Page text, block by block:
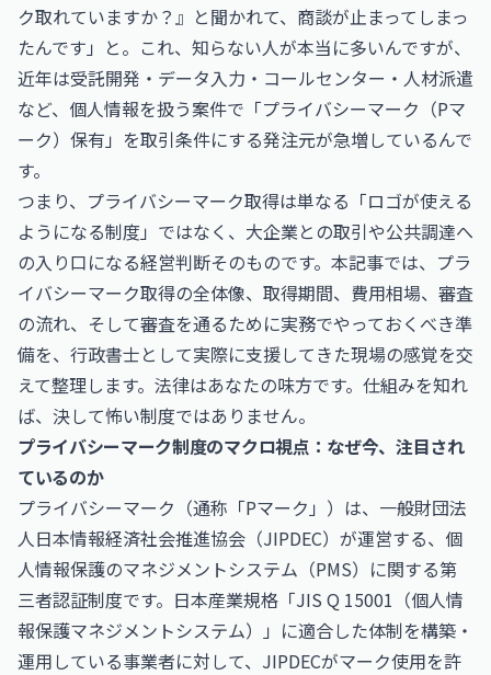
ク取れていますか？』と聞かれて、商談が止まってしまっ
たんです」と。これ、知らない人が本当に多いんですが、
近年は受託開発・データ入力・コールセンター・人材派遣
など、個人情報を扱う案件で「プライバシーマーク（Pマ
ーク）保有」を取引条件にする発注元が急増しているんで
す。
つまり、プライバシーマーク取得は単なる「ロゴが使える
ようになる制度」ではなく、大企業との取引や公共調達へ
の入り口になる経営判断そのものです。本記事では、プラ
イバシーマーク取得の全体像、取得期間、費用相場、審査
の流れ、そして審査を通るために実務でやっておくべき準
備を、行政書士として実際に支援してきた現場の感覚を交
えて整理します。法律はあなたの味方です。仕組みを知れ
ば、決して怖い制度ではありません。
プライバシーマーク制度のマクロ視点：なぜ今、注目され
ているのか
プライバシーマーク（通称「Pマーク」）は、一般財団法
人日本情報経済社会推進協会（JIPDEC）が運営する、個
人情報保護のマネジメントシステム（PMS）に関する第
三者認証制度です。日本産業規格「JIS Q 15001（個人情
報保護マネジメントシステム）」に適合した体制を構築・
運用している事業者に対して、JIPDECがマーク使用を許